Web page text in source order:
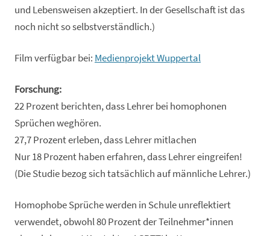
und Lebensweisen akzeptiert. In der Gesellschaft ist das
noch nicht so selbstverständlich.)
Film verfügbar bei: Medienprojekt Wuppertal
Forschung:
22 Prozent berichten, dass Lehrer bei homophonen
Sprüchen weghören.
27,7 Prozent erleben, dass Lehrer mitlachen
Nur 18 Prozent haben erfahren, dass Lehrer eingreifen!
(Die Studie bezog sich tatsächlich auf männliche Lehrer.)
Homophobe Sprüche werden in Schule unreflektiert
verwendet, obwohl 80 Prozent der Teilnehmer*innen